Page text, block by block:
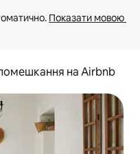
Показати мовою
на Airbnb